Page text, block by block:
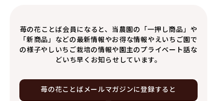
苺の花ことば会員になると、当農園の「一押し商品」や
「新商品」などの最新情報やお得な情報やえいちご園で
の様子やしいちご栽培の情報や園主のプライベート話な
どいち早くお知らせしています。
苺の花ことばメールマガジンに登録すると